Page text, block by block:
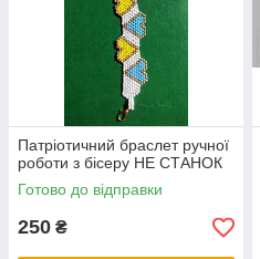
Патріотичний браслет ручної
роботи з бісеру НЕ СТАНОК
Готово до відправки
250 ₴